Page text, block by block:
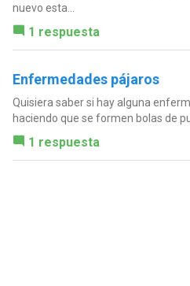
nuevo esta...
1 respuesta
Enfermedades pájaros
Quisiera saber si hay alguna
haciendo que se formen bolas de
1 respuesta